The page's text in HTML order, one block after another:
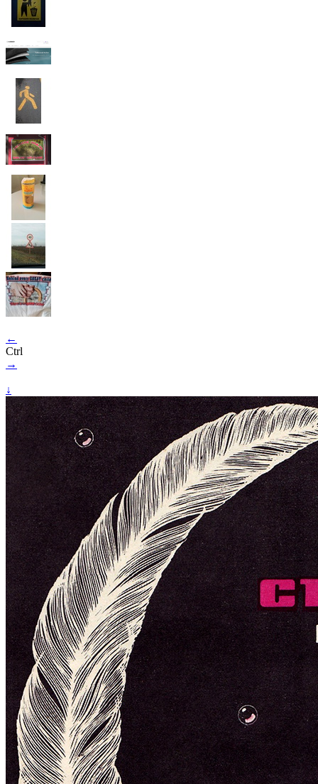
←
Ctrl
→
↓